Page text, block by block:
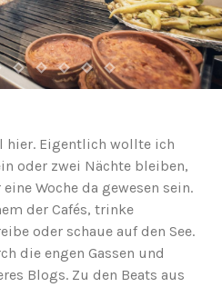
hier. Eigentlich wollte ich
oder zwei Nächte bleiben,
Woche da gewesen sein.
der Cafés, trinke
oder schaue auf den See.
die engen Gassen und
Blogs. Zu den Beats aus